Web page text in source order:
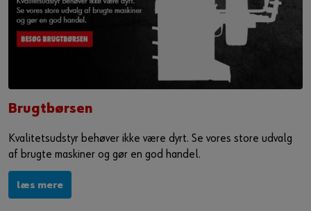
Brugtbørsen
Kvalitetsudstyr behøver ikke være dyrt. Se vores store udvalg
af brugte maskiner og gør en god handel.
læs mere